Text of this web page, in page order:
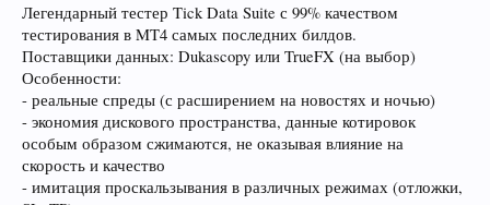
Легендарный тестер Tick Data Suite с 99% качеством
тестирования в MT4 самых последних билдов.
Поставщики данных: Dukascopy или TrueFX (на выбор)
Особенности:
- реальные спреды (с расширением на новостях и ночью)
- экономия дискового пространства, данные котировок
особым образом сжимаются, не оказывая влияние на
скорость и качество
- имитация проскальзывания в различных режимах (отложки,